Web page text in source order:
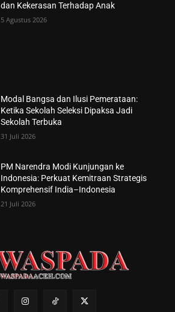
dan Kekerasan Terhadap Anak
5 Agustus 2026
Modal Bangsa dan Ilusi Pemerataan:
Ketika Sekolah Seleksi Dipaksa Jadi
Sekolah Terbuka
31 Juli 2026
PM Narendra Modi Kunjungan ke
Indonesia: Perkuat Kemitraan Strategis
Komprehensif India–Indonesia
21 Juli 2026